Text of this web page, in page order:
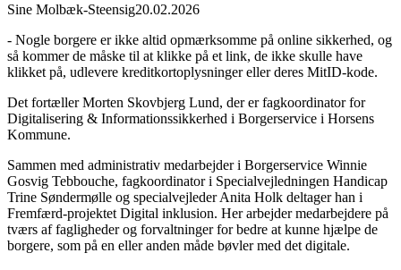
Sine Molbæk-Steensig20.02.2026
- Nogle borgere er ikke altid opmærksomme på online sikkerhed, og
så kommer de måske til at klikke på et link, de ikke skulle have
klikket på, udlevere kreditkortoplysninger eller deres MitID-kode.
Det fortæller Morten Skovbjerg Lund, der er fagkoordinator for
Digitalisering & Informationssikkerhed i Borgerservice i Horsens
Kommune.
Sammen med administrativ medarbejder i Borgerservice Winnie
Gosvig Tebbouche, fagkoordinator i Specialvejledningen Handicap
Trine Søndermølle og specialvejleder Anita Holk deltager han i
Fremfærd-projektet Digital inklusion. Her arbejder medarbejdere på
tværs af fagligheder og forvaltninger for bedre at kunne hjælpe de
borgere, som på en eller anden måde bøvler med det digitale.